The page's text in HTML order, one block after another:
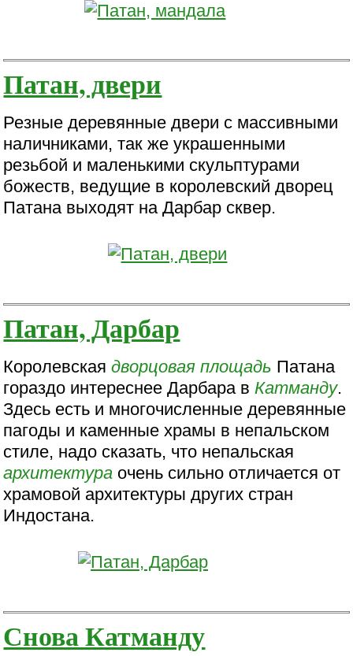
Патан, двери
Резные деревянные двери с массивными
наличниками, так же украшенными
резьбой и маленькими скульптурами
божеств, ведущие в королевский дворец
Патана выходят на Дарбар сквер.
Патан, Дарбар
Королевскаядворцовая площадь Патана
гораздо интереснее Дарбара вКатманду.
Здесь есть и многочисленные деревянные
пагоды и каменные храмы в непальском
стиле, надо сказать, что непальская
архитектура очень сильно отличается от
храмовой архитектуры других стран
Индостана.
Снова Катманду